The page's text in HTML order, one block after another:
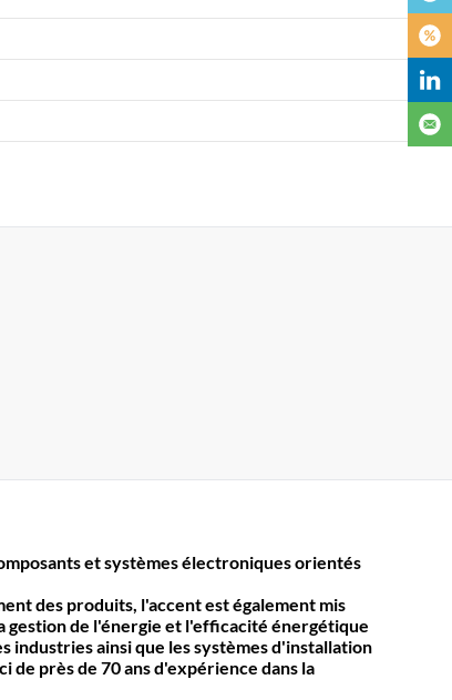
et systèmes électroniques orientés
des produits, l'accent est également mis
gestion de l'énergie et l'efficacité énergétique
industries ainsi que les systèmes d'installation
de près de 70 ans d'expérience dans la